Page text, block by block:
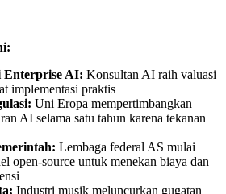
Enterprise AI: Konsultan AI raih valuasi
implementasi praktis
Uni Eropa mempertimbangkan
AI selama satu tahun karena tekanan
Lembaga federal AS mulai
open-source untuk menekan biaya dan
Industri musik meluncurkan gugatan